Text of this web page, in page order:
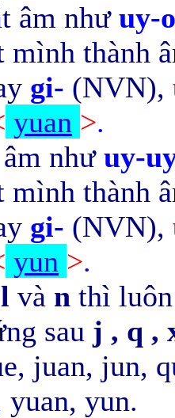
âm như uy-
mình thành
gi- (NVN),
yuan >.
như uy-
mình thành
gi- (NVN),
yun >.
l và n thì
sau j , q ,
juan, jun,
yun.